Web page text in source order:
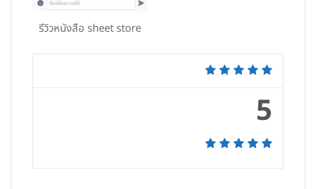
รีวิวหนังสือ sheet store
5